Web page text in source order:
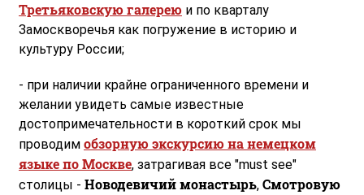
Третьяковскую галерею и по кварталу
Замоскворечья как погружение в историю и
культуру России;
- при наличии крайне ограниченного времени и
желании увидеть самые известные
достопримечательности в короткий срок мы
проводим обзорную экскурсию на немецком
языке по Москве, затрагивая все "must see"
столицы - Новодевичий монастырь, Смотровую